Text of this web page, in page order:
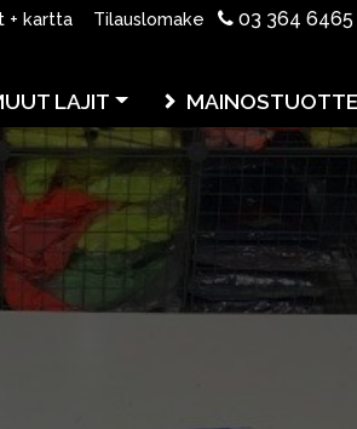
+ kartta Tilauslomake 03 364 6465
LAJIT